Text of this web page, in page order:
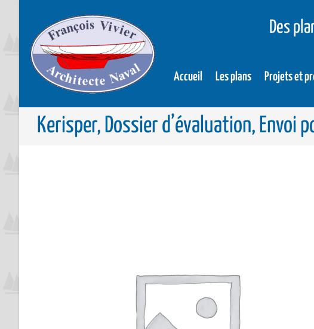
Des
Accueil Les plans Projets et
Kerisper, Dossier d’évaluation, Envoi